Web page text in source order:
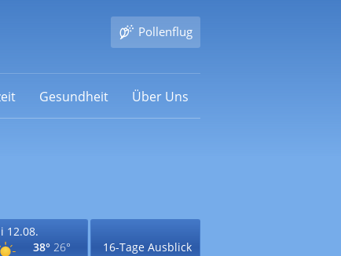
Pollenflug
Gesundheit Über Uns
12.08.
38° 26° 16-Tage Ausblick